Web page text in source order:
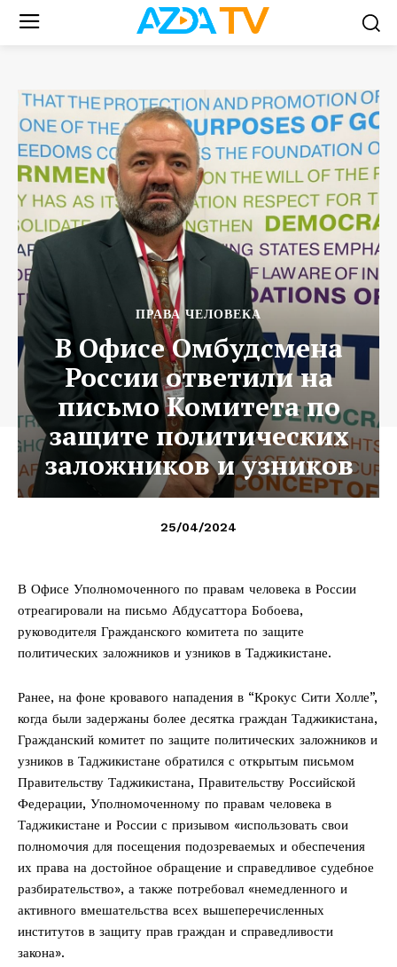
ПРАВА ЧЕЛОВЕКА
В Офисе Омбудсмена
России ответили на
письмо Комитета по
защите политических
заложников и узников
25/04/2024
В Офисе Уполномоченного по правам человека в России
отреагировали на письмо Абдусаттора Бобоева,
руководителя Гражданского комитета по защите
политических заложников и узников в Таджикистане.
Ранее, на фоне кровавого нападения в “Крокус Сити Холле”,
когда были задержаны более десятка граждан Таджикистана,
Гражданский комитет по защите политических заложников и
узников в Таджикистане обратился с открытым письмом
Правительству Таджикистана, Правительству Российской
Федерации, Уполномоченному по правам человека в
Таджикистане и России с призывом «использовать свои
полномочия для посещения подозреваемых и обеспечения
их права на достойное обращение и справедливое судебное
разбирательство», а также потребовал «немедленного и
активного вмешательства всех вышеперечисленных
институтов в защиту прав граждан и справедливости
закона».